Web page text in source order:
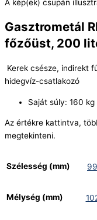
A kép(ek) csupán
Gasztrometál
főzőüst, 200
Kerek csésze, indirekt
hidegvíz-csatlakozó
Saját súly: 160 kg
Az értékre kattintva,
megtekinteni.
Szélesség (mm)
Mélység (mm)